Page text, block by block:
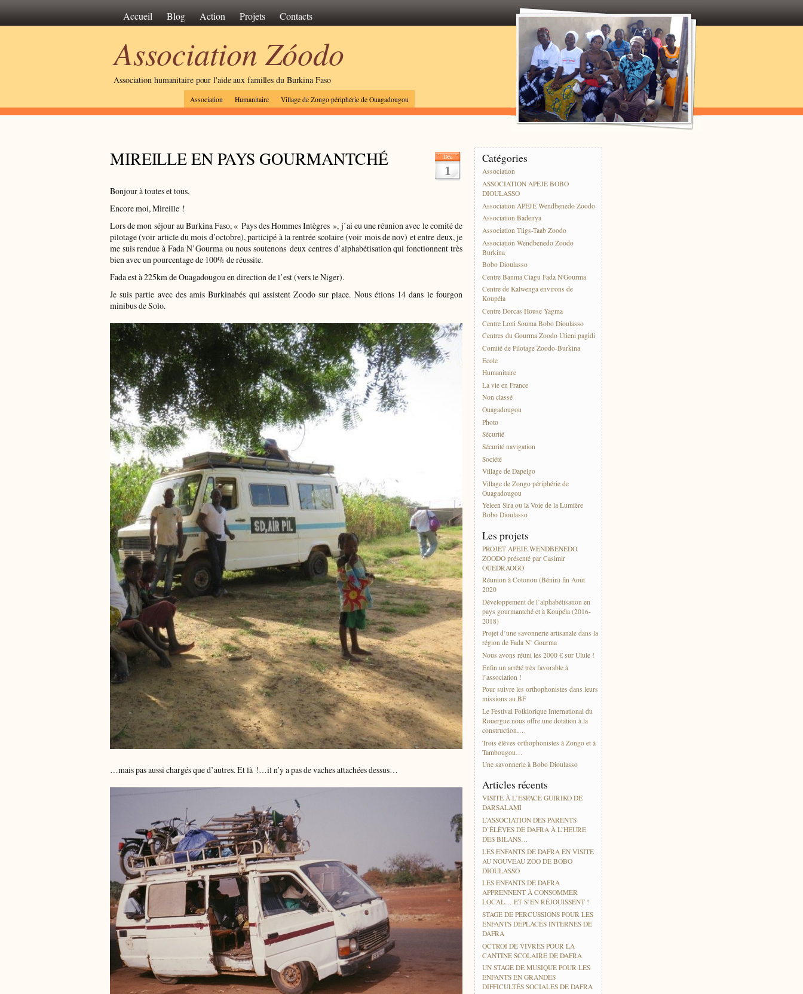
Accueil Blog Action Projets Contacts
Association Zóodo
Association humanitaire pour l'aide aux familles du Burkina Faso
Association Humanitaire Village de Zongo périphérie de Ouagadougou
Déc
1
MIREILLE EN PAYS GOURMANTCHÉ
Bonjour à toutes et tous,
Encore moi, Mireille !
Lors de mon séjour au Burkina Faso, « Pays des Hommes Intègres », j’ai eu une réunion avec le comité de
pilotage (voir article du mois d’octobre), participé à la rentrée scolaire (voir mois de nov) et entre deux, je
me suis rendue à Fada N’Gourma ou nous soutenons deux centres d’alphabétisation qui fonctionnent très
bien avec un pourcentage de 100% de réussite.
Fada est à 225km de Ouagadougou en direction de l’est (vers le Niger).
Je suis partie avec des amis Burkinabés qui assistent Zoodo sur place. Nous étions 14 dans le fourgon
minibus de Solo.
…mais pas aussi chargés que d’autres. Et là !…il n’y a pas de vaches attachées dessus…
Catégories
Association
ASSOCIATION APEJE BOBO
DIOULASSO
Association APEJE Wendbenedo Zoodo
Association Badenya
Association Tiigs-Taab Zoodo
Association Wendbenedo Zoodo
Burkina
Bobo Dioulasso
Centre Banma Ciagu Fada N'Gourma
Centre de Kalwenga environs de
Koupéla
Centre Dorcas House Yagma
Centre Loni Souma Bobo Dioulasso
Centres du Gourma Zoodo Utieni pagidi
Comité de Pilotage Zoodo-Burkina
Ecole
Humanitaire
La vie en France
Non classé
Ouagadougou
Photo
Sécurité
Sécurité navigation
Société
Village de Dapelgo
Village de Zongo périphérie de
Ouagadougou
Yeleen Sira ou la Voie de la Lumière
Bobo Dioulasso
Les projets
PROJET APEJE WENDBENEDO
ZOODO présenté par Casimir
OUEDRAOGO
Réunion à Cotonou (Bénin) fin Août
2020
Développement de l’alphabétisation en
pays gourmantché et à Koupéla (2016-
2018)
Projet d’une savonnerie artisanale dans la
région de Fada N’ Gourma
Nous avons réuni les 2000 € sur Ulule !
Enfin un arrêté très favorable à
l’association !
Pour suivre les orthophonistes dans leurs
missions au BF
Le Festival Folklorique International du
Rouergue nous offre une dotation à la
construction….
Trois élèves orthophonistes à Zongo et à
Tambougou…
Une savonnerie à Bobo Dioulasso
Articles récents
VISITE À L’ESPACE GUIRIKO DE
DARSALAMI
L’ASSOCIATION DES PARENTS
D’ÉLÈVES DE DAFRA À L’HEURE
DES BILANS…
LES ENFANTS DE DAFRA EN VISITE
AU NOUVEAU ZOO DE BOBO
DIOULASSO
LES ENFANTS DE DAFRA
APPRENNENT À CONSOMMER
LOCAL… ET S’EN RÉJOUISSENT !
STAGE DE PERCUSSIONS POUR LES
ENFANTS DÉPLACÉS INTERNES DE
DAFRA
OCTROI DE VIVRES POUR LA
CANTINE SCOLAIRE DE DAFRA
UN STAGE DE MUSIQUE POUR LES
ENFANTS EN GRANDES
DIFFICULTÉS SOCIALES DE DAFRA